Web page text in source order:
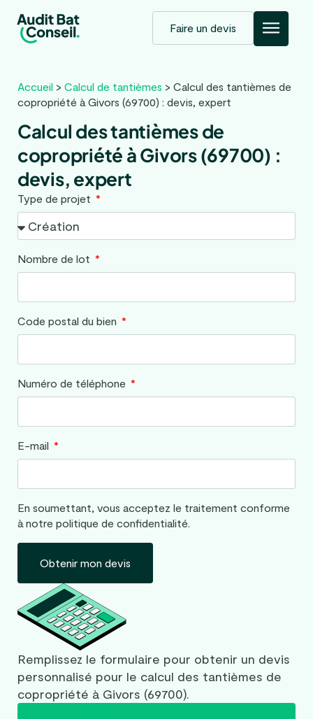
Faire un devis
Accueil > Calcul de tantièmes > Calcul des tantièmes de
copropriété à Givors (69700) : devis, expert
Calcul des tantièmes de
copropriété à Givors (69700) :
devis, expert
Type de projet
Nombre de lot
Code postal du bien
Numéro de téléphone
E-mail
En soumettant, vous acceptez le traitement conforme
à notre politique de confidentialité.
Obtenir mon devis
Remplissez le formulaire pour obtenir un devis
personnalisé pour le calcul des tantièmes de
copropriété à Givors (69700).